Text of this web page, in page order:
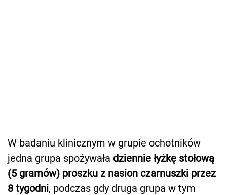
W badaniu klinicznym w grupie ochotników
jedna grupa spożywała dziennie łyżkę stołową
(5 gramów) proszku z nasion czarnuszki przez
8 tygodni, podczas gdy druga grupa w tym